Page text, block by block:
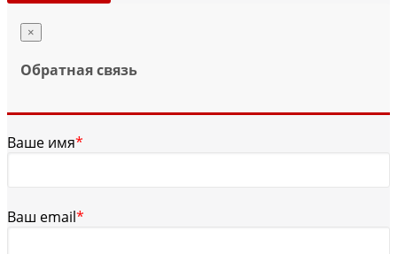
×
Обратная связь
Ваше имя*
Ваш email*